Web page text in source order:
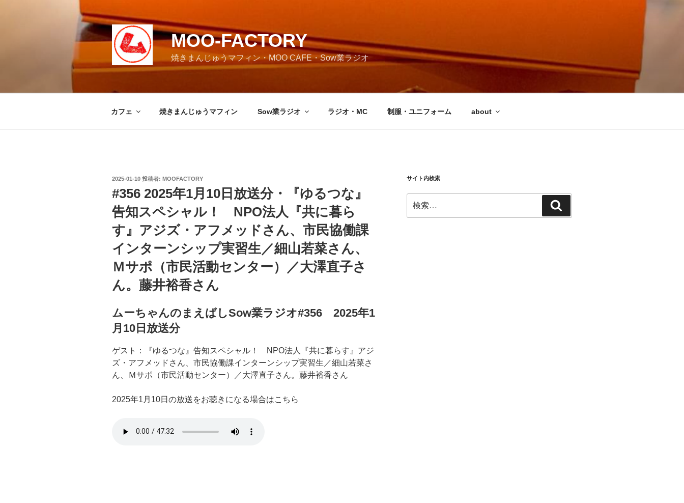
キ
MOO-FACTORY
焼きまんじゅうマフィン・MOO CAFE・Sow業ラジオ
カフェ 焼きまんじゅうマフィン Sow業ラジオ ラジオ・MC 制服・ユニフォーム about
投
日:
2025-01-10 投稿者: MOOFACTORY
#356 2025年1月10日放送分・『ゆるつな』
告知スペシャル！ NPO法人『共に暮ら
す』アジズ・アフメッドさん、市民協働課
インターンシップ実習生／細山若菜さん、
Ｍサポ（市民活動センター）／大澤直子さ
ん。藤井裕香さん
ムーちゃんのまえばしSow業ラジオ#356 2025年1
月10日放送分
ゲスト：『ゆるつな』告知スペシャル！ NPO法人『共に暮らす』アジ
ズ・アフメッドさん、市民協働課インターンシップ実習生／細山若菜さ
ん、Ｍサポ（市民活動センター）／大澤直子さん。藤井裕香さん
2025年1月10日の放送をお聴きになる場合はこちら
サイト内検索
索:
索